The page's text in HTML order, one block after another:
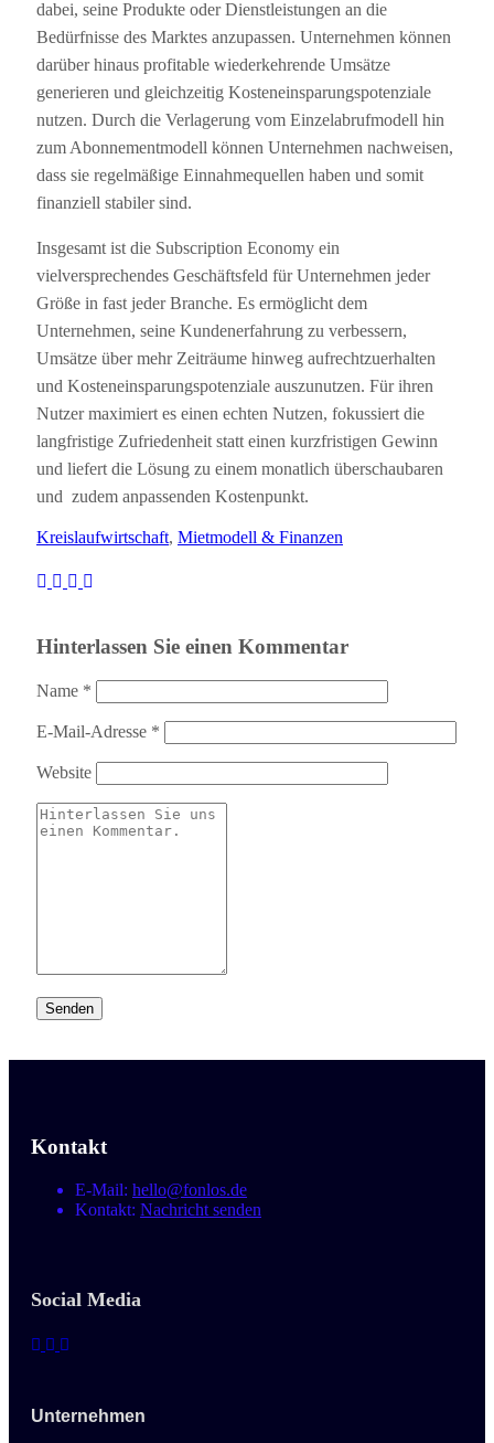
dabei, seine Produkte oder Dienstleistungen an die
Bedürfnisse des Marktes anzupassen. Unternehmen können
darüber hinaus profitable wiederkehrende Umsätze
generieren und gleichzeitig Kosteneinsparungspotenziale
nutzen. Durch die Verlagerung vom Einzelabrufmodell hin
zum Abonnementmodell können Unternehmen nachweisen,
dass sie regelmäßige Einnahmequellen haben und somit
finanziell stabiler sind.
Insgesamt ist die Subscription Economy ein
vielversprechendes Geschäftsfeld für Unternehmen jeder
Größe in fast jeder Branche. Es ermöglicht dem
Unternehmen, seine Kundenerfahrung zu verbessern,
Umsätze über mehr Zeiträume hinweg aufrechtzuerhalten
und Kosteneinsparungspotenziale auszunutzen. Für ihren
Nutzer maximiert es einen echten Nutzen, fokussiert die
langfristige Zufriedenheit statt einen kurzfristigen Gewinn
und liefert die Lösung zu einem monatlich überschaubaren
und zudem anpassenden Kostenpunkt.
Kreislaufwirtschaft, Mietmodell & Finanzen
Hinterlassen Sie einen Kommentar
Name *
E-Mail-Adresse *
Website
Kontakt
E-Mail: hello@fonlos.de
Kontakt: Nachricht senden
Social Media
Unternehmen